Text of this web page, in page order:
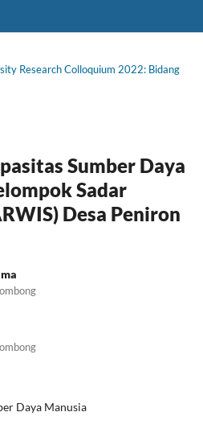
Research Colloquium 2022: Bidang
Sumber Daya
Sadar
Desa Peniron
Daya Manusia